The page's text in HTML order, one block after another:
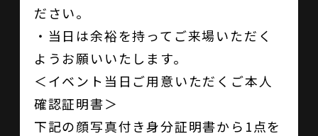
ださい｡
・当日は余裕を持ってご来場いただく
ようお願いいたします。
＜イベント当日ご用意いただくご本人
確認証明書＞
下記の顔写真付き身分証明書から1点を